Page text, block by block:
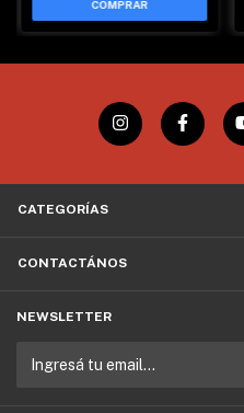
CATEGORÍAS
CONTACTÁNOS
NEWSLETTER